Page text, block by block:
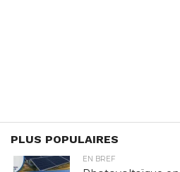
PLUS POPULAIRES
EN BREF